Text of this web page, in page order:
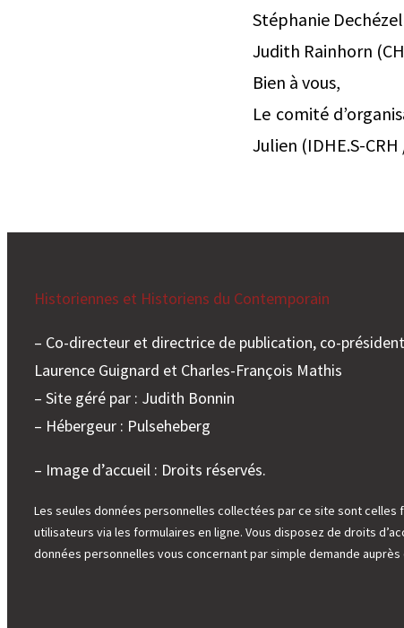
Stéphanie
Judith Rainhorn
Bien à vous,
Le comité
Julien (IDHE.S-
Historiennes et Historiens du Contemporain
– Co-directeur et directrice de publication, co-
Laurence Guignard et Charles-François Mathis
– Site géré par : Judith Bonnin
– Hébergeur : Pulseheberg
– Image d’accueil : Droits réservés.
Les seules données personnelles collectées par ce site sont celles
utilisateurs via les formulaires en ligne. Vous disposez de droits
données personnelles vous concernant par simple demande auprès